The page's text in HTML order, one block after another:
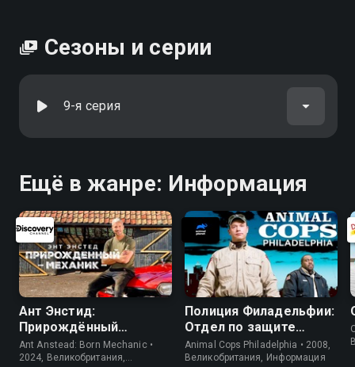
Сезоны и серии
9-я серия
Ещё в жанре: Информация
Ант Энстид:
Прирождённый
механик
Ant Anstead: Born Mechanic •
2024, Великобритания,
Полиция Филадельфии:
Отдел по защите
животных
Animal Cops Philadelphia • 2008,
Великобритания, Информация